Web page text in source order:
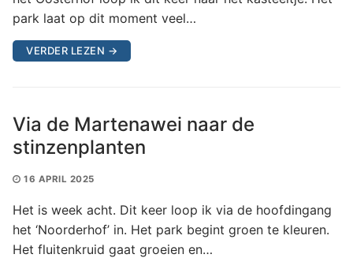
park laat op dit moment veel…
VERDER LEZEN →
Via de Martenawei naar de
stinzenplanten
16 APRIL 2025
Het is week acht. Dit keer loop ik via de hoofdingang
het ‘Noorderhof’ in. Het park begint groen te kleuren.
Het fluitenkruid gaat groeien en…